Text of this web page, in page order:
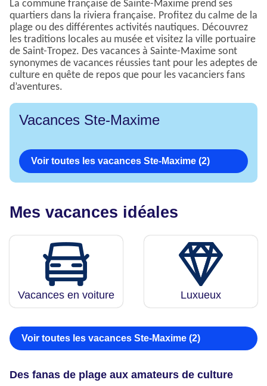
La commune française de Sainte-Maxime prend ses
quartiers dans la riviera française. Profitez du calme de la
plage ou des différentes activités nautiques. Découvrez
les traditions locales au musée et visitez la ville portuaire
de Saint-Tropez. Des vacances à Sainte-Maxime sont
synonymes de vacances réussies tant pour les adeptes de
culture en quête de repos que pour les vacanciers fans
d’aventures.
Vacances Ste-Maxime
Voir toutes les vacances Ste-Maxime (2)
Mes vacances idéales
Vacances en voiture Luxueux
Voir toutes les vacances Ste-Maxime (2)
Des fanas de plage aux amateurs de culture